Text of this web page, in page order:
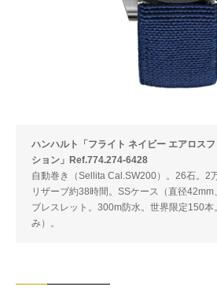
ハンハルト「フライト ネイビー エアロス
ション」Ref.774.274-6428
自動巻き（Sellita Cal.SW200）。26石。2
リザーブ約38時間。SSケース（直径
ブレスレット。300m防水。世界限定150
み）。